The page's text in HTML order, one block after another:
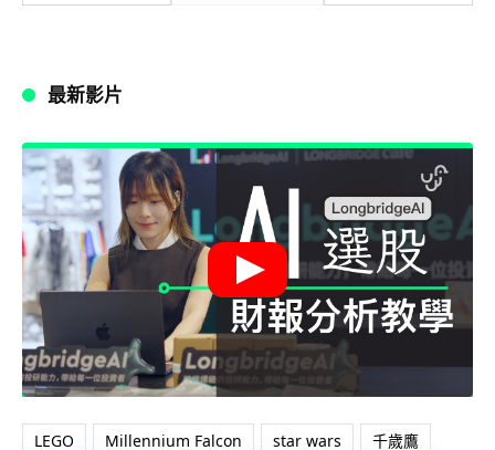
最新影片
LEGO Millennium Falcon star wars 千歲鷹